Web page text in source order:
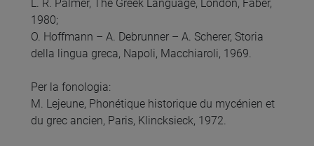
L. R. Palmer, The Greek Language, London, Faber,
1980;
O. Hoffmann – A. Debrunner – A. Scherer, Storia
della lingua greca, Napoli, Macchiaroli, 1969.
Per la fonologia:
M. Lejeune, Phonétique historique du mycénien et
du grec ancien, Paris, Klincksieck, 1972.